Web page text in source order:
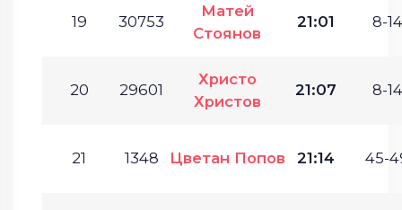
19 30753
Матей
Стоянов
21:01 8-
20 29601
Христо
Христов
21:07 8-
21 1348 Цветан Попов 21:14 45-